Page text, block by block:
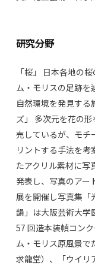
研究分野
「桜」 日本各地の
ム・モリスの足跡を
自然環境を発見する
ズ」 多次元を花の
売しているが、モチ
リントする手法を
たアクリル素材に写
発表し、写真のアー
展を開催し写真集「
韻」は大阪芸術大学
57 回造本装幀コン
ム・モリス原風景で
求龍堂）、「ウイリ